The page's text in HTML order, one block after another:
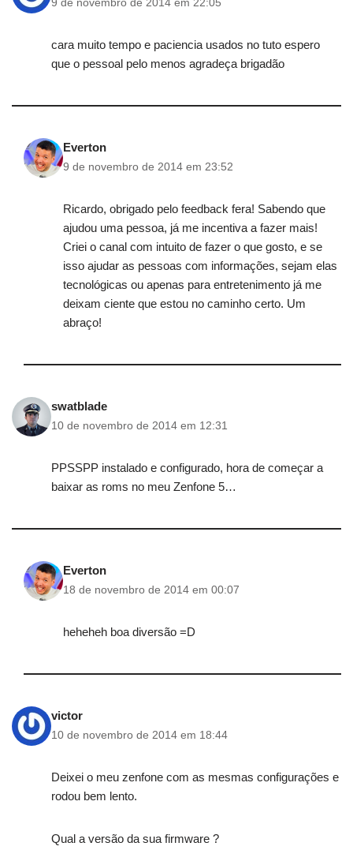
9 de novembro de 2014 em 22:05
cara muito tempo e paciencia usados no tuto espero
que o pessoal pelo menos agradeça brigadão
Everton
9 de novembro de 2014 em 23:52
Ricardo, obrigado pelo feedback fera! Sabendo que
ajudou uma pessoa, já me incentiva a fazer mais!
Criei o canal com intuito de fazer o que gosto, e se
isso ajudar as pessoas com informações, sejam elas
tecnológicas ou apenas para entretenimento já me
deixam ciente que estou no caminho certo. Um
abraço!
swatblade
10 de novembro de 2014 em 12:31
PPSSPP instalado e configurado, hora de começar a
baixar as roms no meu Zenfone 5…
Everton
18 de novembro de 2014 em 00:07
heheheh boa diversão =D
victor
10 de novembro de 2014 em 18:44
Deixei o meu zenfone com as mesmas configurações e
rodou bem lento.
Qual a versão da sua firmware ?